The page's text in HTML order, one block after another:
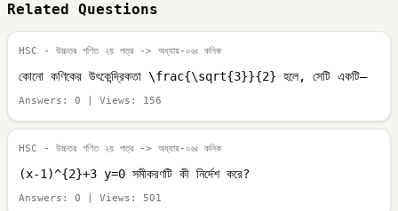
Related Questions
HSC - উচ্চতর গণিত ২য় পত্র -> অধ্যায়-০৬ঃ কনিক
কোনো কণিকের উৎকেন্দ্রিকতা \frac{\sqrt{3}}{2} হলে, সেটি একটি—
Answers: 0 | Views: 156
HSC - উচ্চতর গণিত ২য় পত্র -> অধ্যায়-০৬ঃ কনিক
(x-1)^{2}+3 y=0 সমীকরণটি কী নির্দেশ করে?
Answers: 0 | Views: 501